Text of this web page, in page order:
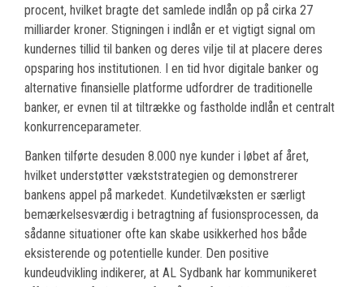
procent, hvilket bragte det samlede indlån op på cirka 27
milliarder kroner. Stigningen i indlån er et vigtigt signal om
kundernes tillid til banken og deres vilje til at placere deres
opsparing hos institutionen. I en tid hvor digitale banker og
alternative finansielle platforme udfordrer de traditionelle
banker, er evnen til at tiltrække og fastholde indlån et centralt
konkurrenceparameter.
Banken tilførte desuden 8.000 nye kunder i løbet af året,
hvilket understøtter vækststrategien og demonstrerer
bankens appel på markedet. Kundetilvæksten er særligt
bemærkelsesværdig i betragtning af fusionsprocessen, da
sådanne situationer ofte kan skabe usikkerhed hos både
eksisterende og potentielle kunder. Den positive
kundeudvikling indikerer, at AL Sydbank har kommunikeret